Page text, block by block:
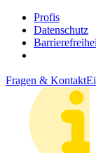
Profis
Datenschutz
Fragen & Kontakt